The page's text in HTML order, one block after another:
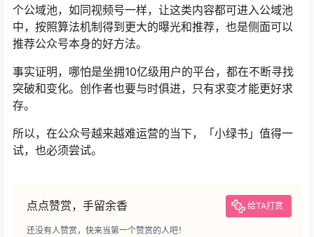
个公域池，如同视频号一样，让这类内容都可进入公域池
中，按照算法机制得到更大的曝光和推荐，也是侧面可以
推荐公众号本身的好方法。
事实证明，哪怕是坐拥10亿级用户的平台，都在不断寻找
突破和变化。创作者也要与时俱进，只有求变才能更好求
存。
所以，在公众号越来越难运营的当下，「小绿书」值得一
试，也必须尝试。
点点赞赏，手留余香 给TA打赏
还没有人赞赏，快来当第一个赞赏的人吧！